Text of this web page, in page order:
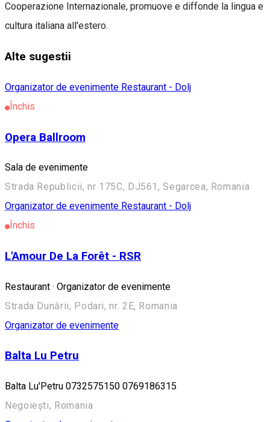
Cooperazione Internazionale, promuove e diffonde la lingua e
cultura italiana all'estero.
Alte sugestii
Organizator de evenimente Restaurant - Dolj
Închis
Opera Ballroom
Sala de evenimente
Strada Republicii, nr 175C, DJ561, Segarcea, Romania
Organizator de evenimente Restaurant - Dolj
Închis
L'Amour De La Forêt - RSR
Restaurant · Organizator de evenimente
Strada Dunării, Podari, nr. 2E, Romania
Organizator de evenimente
Balta Lu Petru
Balta Lu'Petru 0732575150 0769186315
Negoiești, Romania